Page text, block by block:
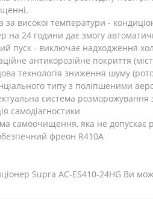
за високої температури -
на 24 години дає змогу
пуск - виключає надходження
антикорозійне покриття
технологія зниження шуму
типу з поліпшеними
система
самодіагностики
самоочищення, яка не допускає
фреон R410A
Supra AC-ES410-24HG Ви